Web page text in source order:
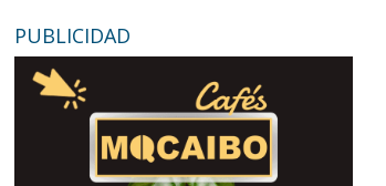
PUBLICIDAD